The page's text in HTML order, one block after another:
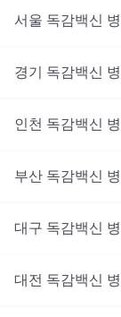
서울 독감백신
경기 독감백신
인천 독감백신
부산 독감백신
대구 독감백신
대전 독감백신